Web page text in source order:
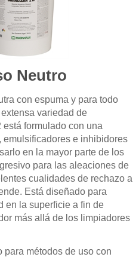
Neutro
con espuma y para todo
variedad de
formulado con una
emulsificadores e inhibidores
en la mayor parte de los
para las aleaciones de
cualidades de rechazo a
Está diseñado para
en la superficie a fin de
más allá de los limpiadores
para métodos de uso con